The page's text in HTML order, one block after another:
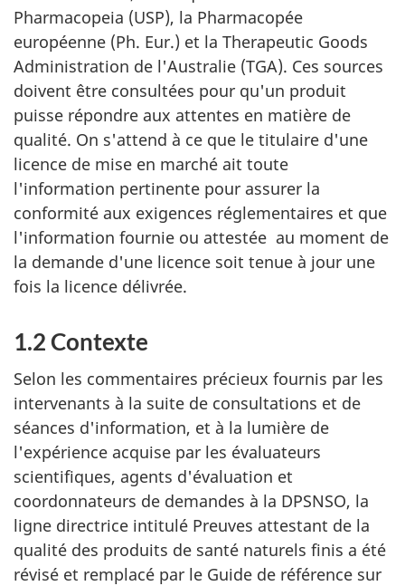
Pharmacopeia (USP), la Pharmacopée
européenne (Ph. Eur.) et la Therapeutic Goods
Administration de l'Australie (TGA). Ces sources
doivent être consultées pour qu'un produit
puisse répondre aux attentes en matière de
qualité. On s'attend à ce que le titulaire d'une
licence de mise en marché ait toute
l'information pertinente pour assurer la
conformité aux exigences réglementaires et que
l'information fournie ou attestée au moment de
la demande d'une licence soit tenue à jour une
fois la licence délivrée.
1.2 Contexte
Selon les commentaires précieux fournis par les
intervenants à la suite de consultations et de
séances d'information, et à la lumière de
l'expérience acquise par les évaluateurs
scientifiques, agents d'évaluation et
coordonnateurs de demandes à la DPSNSO, la
ligne directrice intitulé Preuves attestant de la
qualité des produits de santé naturels finis a été
révisé et remplacé par le Guide de référence sur